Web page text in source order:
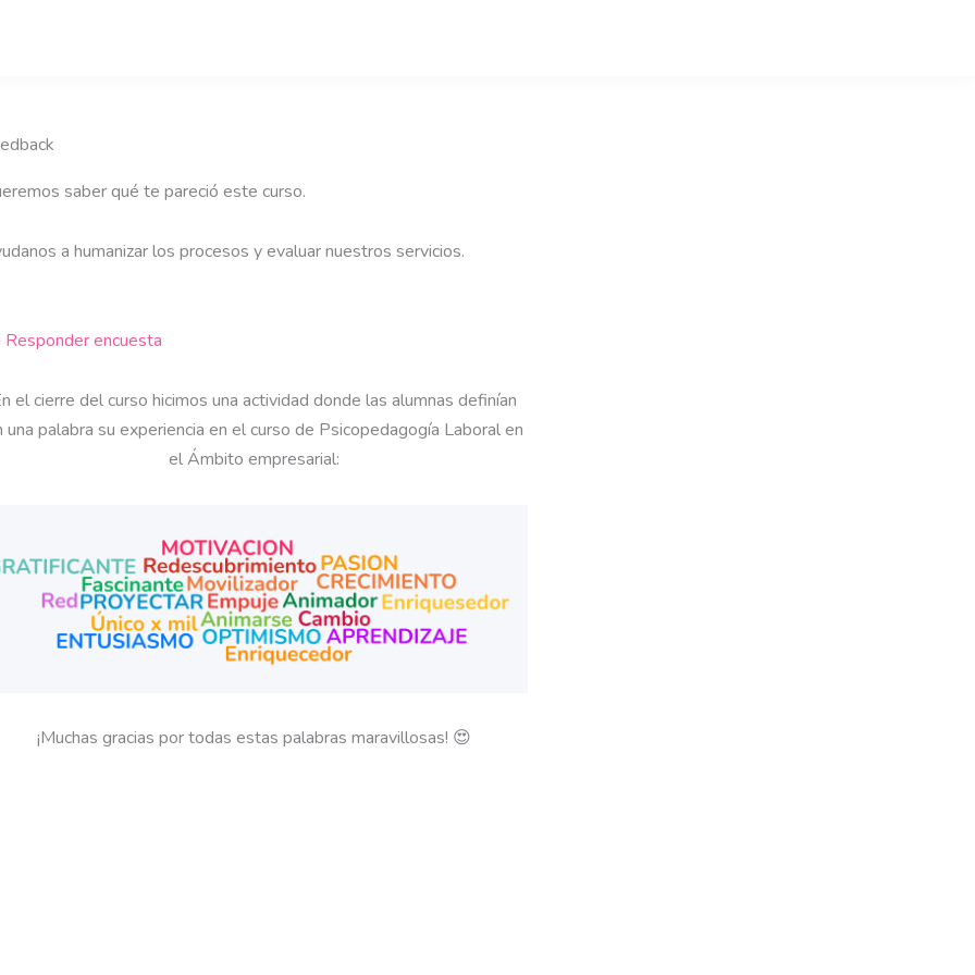
saber qué te pareció este curso.
a humanizar los procesos y evaluar nuestros servicios.
encuesta
el cierre del curso hicimos una actividad donde las alumnas definían
una palabra su experiencia en el curso de Psicopedagogía Laboral en
el Ámbito empresarial:
¡Muchas gracias por todas estas palabras maravillosas! 😍